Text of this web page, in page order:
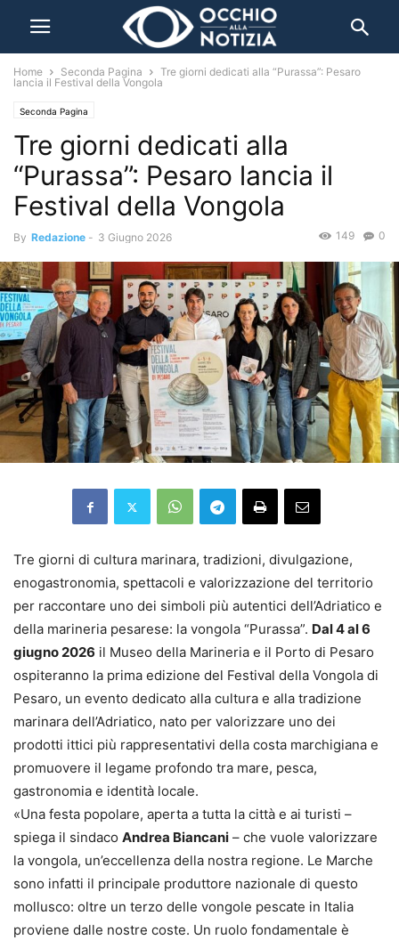
Home Seconda Pagina
Tre giorni dedicati alla “Purassa”: Pesaro
lancia il Festival della Vongola
Seconda Pagina
Tre giorni dedicati alla
“Purassa”: Pesaro lancia il
Festival della Vongola
By Redazione - 3 Giugno 2026 0
149
Tre giorni di cultura marinara, tradizioni, divulgazione,
enogastronomia, spettacoli e valorizzazione del territorio
per raccontare uno dei simboli più autentici dell’Adriatico e
della marineria pesarese: la vongola “Purassa”. Dal 4 al 6
giugno 2026 il Museo della Marineria e il Porto di Pesaro
ospiteranno la prima edizione del Festival della Vongola di
Pesaro, un evento dedicato alla cultura e alla tradizione
marinara dell’Adriatico, nato per valorizzare uno dei
prodotti ittici più rappresentativi della costa marchigiana e
promuovere il legame profondo tra mare, pesca,
gastronomia e identità locale.
«Una festa popolare, aperta a tutta la città e ai turisti –
spiega il sindaco Andrea Biancani – che vuole valorizzare
la vongola, un’eccellenza della nostra regione. Le Marche
sono infatti il principale produttore nazionale di questo
mollusco: oltre un terzo delle vongole pescate in Italia
proviene dalle nostre coste. Un ruolo fondamentale è